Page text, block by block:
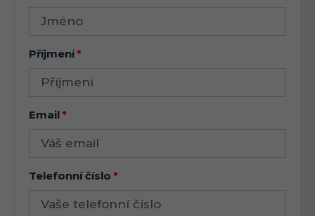
Příjmení
Email
Telefonní číslo